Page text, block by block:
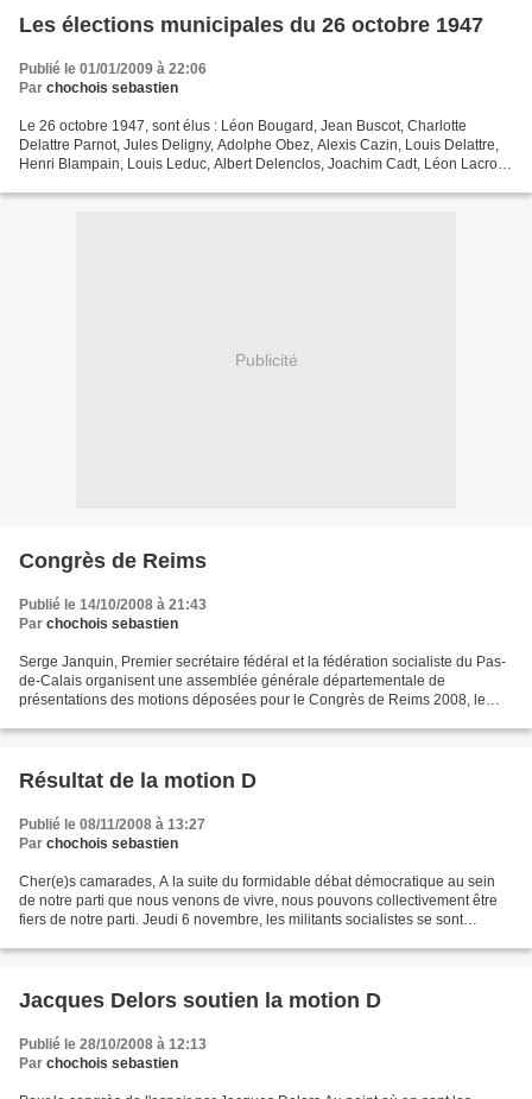
Les élections municipales du 26 octobre 1947
Publié le 01/01/2009 à 22:06
Par chochois sebastien
Le 26 octobre 1947, sont élus : Léon Bougard, Jean Buscot, Charlotte
Delattre Parnot, Jules Deligny, Adolphe Obez, Alexis Cazin, Louis Delattre,
Henri Blampain, Louis Leduc, Albert Delenclos, Joachim Cadt, Léon Lacroix,
Publicité
Congrès de Reims
Publié le 14/10/2008 à 21:43
Par chochois sebastien
Serge Janquin, Premier secrétaire fédéral et la fédération socialiste du Pas-
de-Calais organisent une assemblée générale départementale de
présentations des motions déposées pour le Congrès de Reims 2008, le
Résultat de la motion D
Publié le 08/11/2008 à 13:27
Par chochois sebastien
Cher(e)s camarades, A la suite du formidable débat démocratique au sein
de notre parti que nous venons de vivre, nous pouvons collectivement être
fiers de notre parti. Jeudi 6 novembre, les militants socialistes se sont
Jacques Delors soutien la motion D
Publié le 28/10/2008 à 12:13
Par chochois sebastien